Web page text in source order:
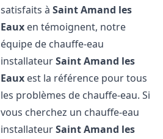
satisfaits àSaint Amand les
Eaux en témoignent, notre
équipe de chauffe-eau
installateurSaint Amand les
Eaux est la référence pour tous
les problèmes de chauffe-eau. Si
vous cherchez un chauffe-eau
installateurSaint Amand les